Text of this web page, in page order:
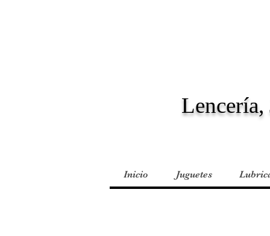
Lencería,
Inicio Juguetes